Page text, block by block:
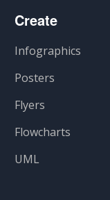
Create
Infographics
Posters
Flyers
Flowcharts
UML